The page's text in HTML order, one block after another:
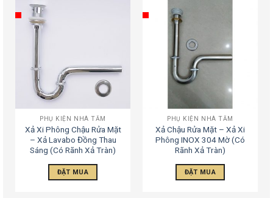
PHỤ KIỆN NHÀ TẮM
Xả Xi Phông Chậu Rửa Mặt
– Xả Lavabo Đồng Thau
Sáng (Có Rãnh Xả Tràn)
ĐẶT MUA
PHỤ KIỆN NHÀ TẮM
Xả Chậu Rửa Mặt – Xả Xi
Phông INOX 304 Mờ (Có
Rãnh Xả Tràn)
ĐẶT MUA